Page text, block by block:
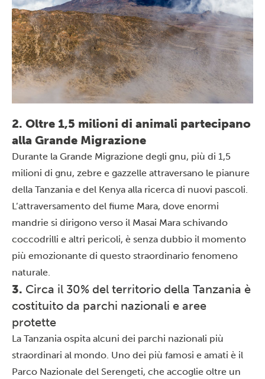
2. Oltre 1,5 milioni di animali partecipano
alla Grande Migrazione
Durante la Grande Migrazione degli gnu, più di 1,5
milioni di gnu, zebre e gazzelle attraversano le pianure
della Tanzania e del Kenya alla ricerca di nuovi pascoli.
L’attraversamento del fiume Mara, dove enormi
mandrie si dirigono verso il Masai Mara schivando
coccodrilli e altri pericoli, è senza dubbio il momento
più emozionante di questo straordinario fenomeno
naturale.
3. Circa il 30% del territorio della Tanzania è
costituito da parchi nazionali e aree
protette
La Tanzania ospita alcuni dei parchi nazionali più
straordinari al mondo. Uno dei più famosi e amati è il
Parco Nazionale del Serengeti, che accoglie oltre un